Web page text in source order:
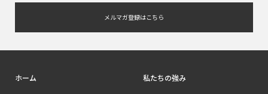
メルマガ登録はこちら
ホーム 私たちの強み